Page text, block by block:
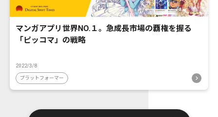
マンガアプリ世界NO.１。急成長市場の覇権を握る
「ピッコマ」の戦略
2022/3/8
プラットフォーマー